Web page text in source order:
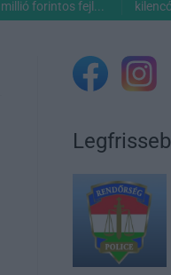
forintos fejl...